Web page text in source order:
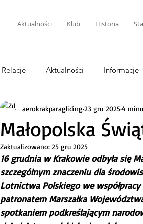
Aktualności Klub Historia
Relacje Aktualności Informacje
Małopolska
aerokrakparagliding 23 gru 20254
Zaktualizowano: 25 gru 2025
16 grudnia w Krakowie odbyła się
szczególnym znaczeniu dla
Lotnictwa Polskiego we
patronatem Marszałka
spotkaniem podkreślającym